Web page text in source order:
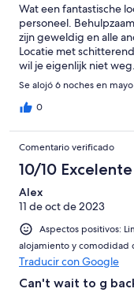
Wat een fantastische
personeel.
zijn geweldig en alle
Locatie met
wil je eigenlijk niet
uit te spreken!
Se alojó 6 noches en
0
Comentario verificado
10/10 Excelente
Alex
11 de oct de 2023
Aspectos positivos:
alojamiento y comodidad
Traducir con Google
Can't wait to g